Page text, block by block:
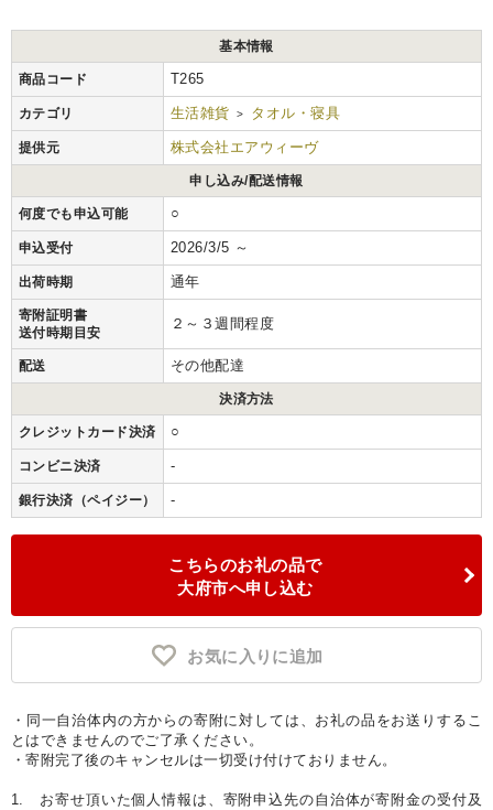
基本情報
商品コード T265
カテゴリ 生活雑貨 > タオル・寝具
提供元 株式会社エアウィーヴ
申し込み/配送情報
何度でも申込可能 ○
申込受付 2026/3/5 ～
出荷時期 通年
寄附証明書
送付時期目安
２～３週間程度
配送 その他配達
決済方法
クレジットカード決済 ○
コンビニ決済 -
銀行決済（ペイジー） -
こちらのお礼の品で
大府市へ申し込む
お気に入りに追加
・同一自治体内の方からの寄附に対しては、お礼の品をお送りするこ
とはできませんのでご了承ください。
・寄附完了後のキャンセルは一切受け付けておりません。
1. お寄せ頂いた個人情報は、寄附申込先の自治体が寄附金の受付及